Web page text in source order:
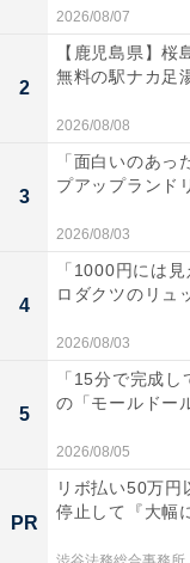
2026/08/07
2
【鹿児島県】桜
無料の駅ナカ足
2026/08/08
3
「面白いのあ
プアップランド
2026/08/03
4
「1000円には
ロダクツのリュ
2026/08/03
5
「15分で完成
の「モールドー
2026/08/05
PR
リボ払い50万円
停止して『大幅